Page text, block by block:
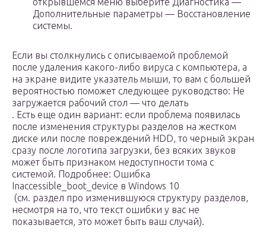
Дополнительные параметры — Восстановление
системы.
Если вы столкнулись с описываемой проблемой
после удаления какого-либо вируса с компьютера, а
на экране видите указатель мыши, то вам с большей
вероятностью поможет следующее руководство: Не
загружается рабочий стол — что делать
. Есть еще один вариант: если проблема появилась
после изменения структуры разделов на жестком
диске или после повреждений HDD, то черный экран
сразу после логотипа загрузки, без всяких звуков
может быть признаком недоступности тома с
системой. Подробнее: Ошибка
Inaccessible_boot_device в Windows 10
(см. раздел про изменившуюся структуру разделов,
несмотря на то, что текст ошибки у вас не
показывается, это может быть ваш случай).